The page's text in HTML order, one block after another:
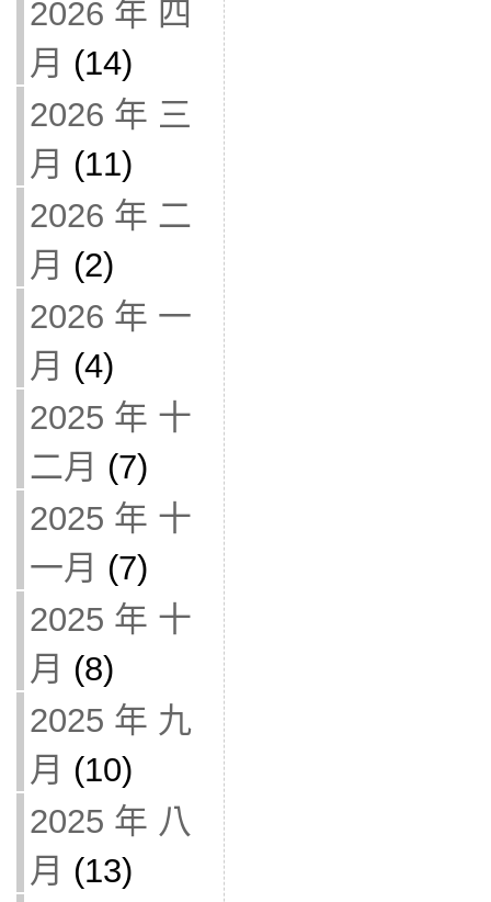
2026 年 四
月 (14)
2026 年 三
月 (11)
2026 年 二
月 (2)
2026 年 一
月 (4)
2025 年 十
二月 (7)
2025 年 十
一月 (7)
2025 年 十
月 (8)
2025 年 九
月 (10)
2025 年 八
月 (13)